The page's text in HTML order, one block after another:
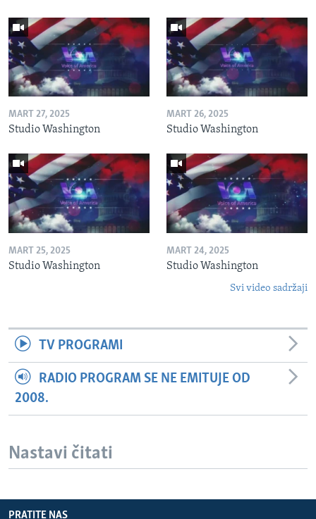
MART 27, 2025
Studio Washington
MART 26, 2025
Studio Washington
MART 25, 2025
Studio Washington
MART 24, 2025
Studio Washington
Svi video sadržaji
TV PROGRAMI
RADIO PROGRAM SE NE EMITUJE OD
2008.
Nastavi čitati
PRATITE NAS